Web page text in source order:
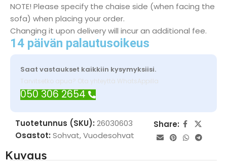
NOTE! Please specify the chaise side (when facing the
sofa) when placing your order.
Changing it upon delivery will incur an additional fee.
14 päivän palautusoikeus
Saat vastaukset kaikkiin kysymyksiisi.
Tarvitsetko apua? Ota yhteyttä WhatsAppilla
050 306 2654
Tuotetunnus (SKU): 26030603
Osastot: Sohvat,Vuodesohvat
Share:
Kuvaus